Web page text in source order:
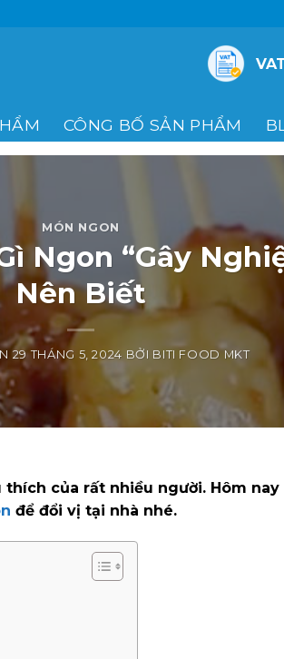
CÔNG BỐ SẢN PHẨM
MÓN NGON
Ngon “Gây
Nên Biết
29 THÁNG 5, 2024 BỞI BITI FOOD MKT
của rất nhiều người. Hôm nay
để đổi vị tại nhà nhé.